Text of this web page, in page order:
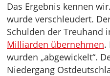
Das Ergebnis kennen
wurde verschleudert.
Schulden der Treuhand
Milliarden übernehmen.
wurden „abgewickelt“.
Niedergang